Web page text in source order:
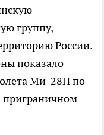
группу,
России.
показало
Ми-28Н по
приграничном